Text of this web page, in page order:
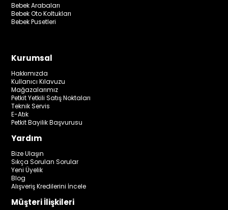
Bebek Arabaları
Bebek Oto Koltukları
Bebek Pusetleri
Kurumsal
Hakkımızda
Kullanıcı Kılavuzu
Mağazalarımız
Petkit Yetkili Satış Noktaları
Teknik Servis
E-Atık
Petkit Bayilik Başvurusu
Yardım
Bize Ulaşın
Sıkça Sorulan Sorular
Yeni Üyelik
Blog
Alışveriş Kredilerini İncele
Müşteri İlişkileri